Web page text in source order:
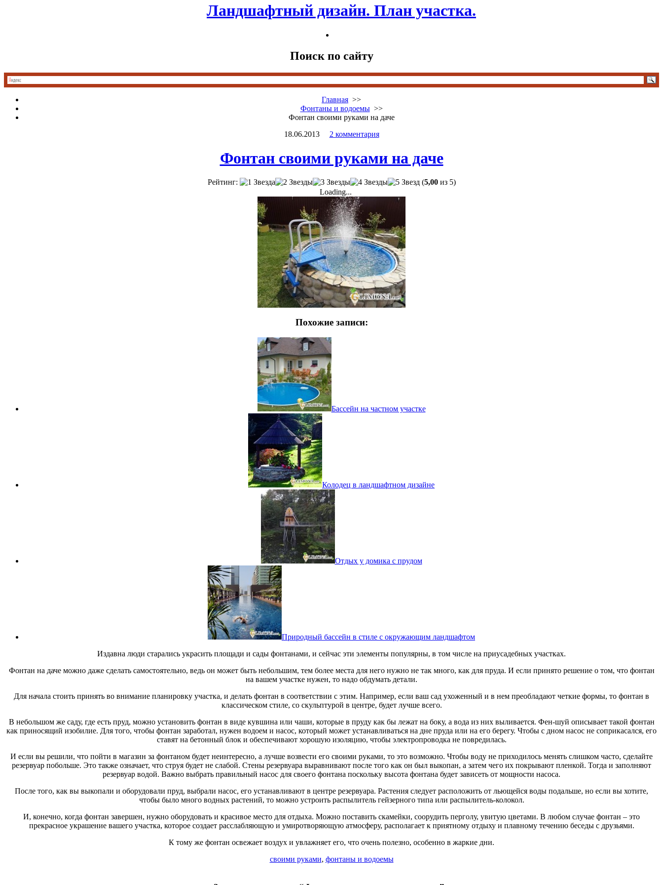
Ландшафтный дизайн. План участка.
Поиск по сайту
Главная >>
Фонтаны и водоемы>>
Фонтан своими руками на даче
18.06.2013
2 комментария
Фонтан своими руками на даче
Рейтинг: (5,00из 5)
Loading...
Похожие записи:
Бассейн на частном участке
Колодец в ландшафтном дизайне
Отдых у домика с прудом
Природный бассейн в стиле с окружающим ландшафтом
Издавна люди старались украсить площади и сады фонтанами, и сейчас эти элементы популярны, в том числе на приусадебных участках.
Фонтан на даче можно даже сделать самостоятельно, ведь он может быть небольшим, тем более места для него нужно не так много, как для пруда. И если принято решение о том, что фонтан
на вашем участке нужен, то надо обдумать детали.
Для начала стоить принять во внимание планировку участка, и делать фонтан в соответствии с этим. Например, если ваш сад ухоженный и в нем преобладают четкие формы, то фонтан в
классическом стиле, со скульптурой в центре, будет лучше всего.
В небольшом же саду, где есть пруд, можно установить фонтан в виде кувшина или чаши, которые в пруду как бы лежат на боку, а вода из них выливается. Фен-шуй описывает такой фонтан
как приносящий изобилие. Для того, чтобы фонтан заработал, нужен водоем и насос, который может устанавливаться на дне пруда или на его берегу. Чтобы с дном насос не соприкасался, его
ставят на бетонный блок и обеспечивают хорошую изоляцию, чтобы электропроводка не повредилась.
И если вы решили, что пойти в магазин за фонтаном будет неинтересно, а лучше возвести его своими руками, то это возможно. Чтобы воду не приходилось менять слишком часто, сделайте
резервуар побольше. Это также означает, что струя будет не слабой. Стены резервуара выравнивают после того как он был выкопан, а затем чего их покрывают пленкой. Тогда и заполняют
резервуар водой. Важно выбрать правильный насос для своего фонтана поскольку высота фонтана будет зависеть от мощности насоса.
После того, как вы выкопали и оборудовали пруд, выбрали насос, его устанавливают в центре резервуара. Растения следует расположить от льющейся воды подальше, но если вы хотите,
чтобы было много водных растений, то можно устроить распылитель гейзерного типа или распылитель-колокол.
И, конечно, когда фонтан завершен, нужно оборудовать и красивое место для отдыха. Можно поставить скамейки, соорудить перголу, увитую цветами. В любом случае фонтан – это
прекрасное украшение вашего участка, которое создает расслабляющую и умиротворяющую атмосферу, располагает к приятному отдыху и плавному течению беседы с друзьями.
К тому же фонтан освежает воздух и увлажняет его, что очень полезно, особенно в жаркие дни.
своими руками, фонтаны и водоемы